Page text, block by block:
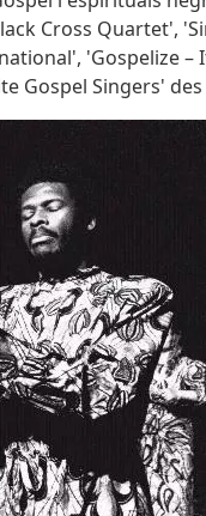
Cross Quartet',
'Gospelize –
Gospel Singers' des